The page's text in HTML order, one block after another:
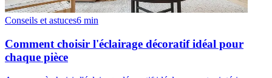
Conseils et astuces6 min
Comment choisir l'éclairage décoratif idéal pour
chaque pièce